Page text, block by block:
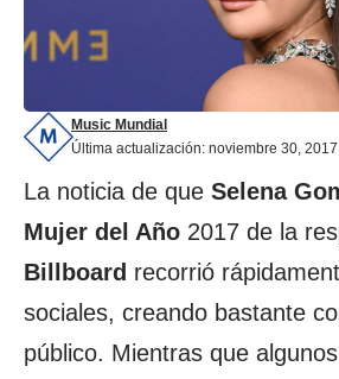
Última actualización: noviembre 30, 2017
Music Mundial
La noticia de que Selena
Mujer del Año 2017 de la
Billboard recorrió
sociales, creando bastante
público. Mientras que